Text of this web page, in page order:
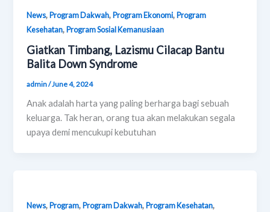
News,Program Dakwah,Program Ekonomi,Program
Kesehatan,Program Sosial Kemanusiaan
Giatkan Timbang, Lazismu Cilacap Bantu
Balita Down Syndrome
admin/June 4, 2024
Anak adalah harta yang paling berharga bagi sebuah
keluarga. Tak heran, orang tua akan melakukan segala
upaya demi mencukupi kebutuhan
News,Program,Program Dakwah,Program Kesehatan,